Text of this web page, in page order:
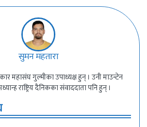
सुमन महतारा
महासंघ गुल्मीका उपाध्यक्ष हुन् । उनी माउन्टेन
राष्ट्रिय दैनिकका संवाददाता पनि हुन् ।